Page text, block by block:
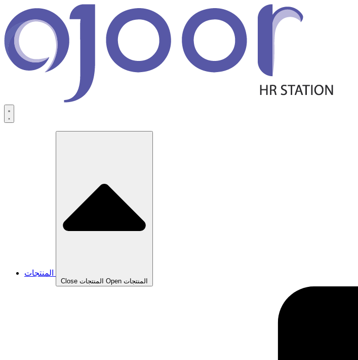
Close المنتجات Open المنتجات